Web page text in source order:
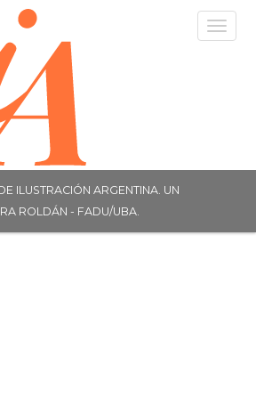
ILUSTRACIÓN ARGENTINA. UN
ROLDÁN - FADU/UBA.